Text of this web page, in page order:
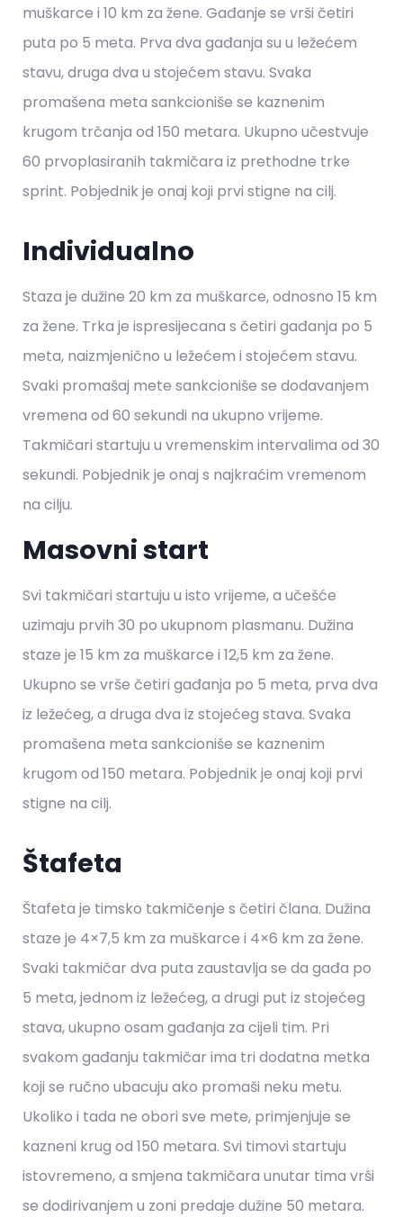
muškarce i 10 km za žene. Gađanje se vrši četiri
puta po 5 meta. Prva dva gađanja su u ležećem
stavu, druga dva u stojećem stavu. Svaka
promašena meta sankcioniše se kaznenim
krugom trčanja od 150 metara. Ukupno učestvuje
60 prvoplasiranih takmičara iz prethodne trke
sprint. Pobjednik je onaj koji prvi stigne na cilj.
Individualno
Staza je dužine 20 km za muškarce, odnosno 15 km
za žene. Trka je ispresijecana s četiri gađanja po 5
meta, naizmjenično u ležećem i stojećem stavu.
Svaki promašaj mete sankcioniše se dodavanjem
vremena od 60 sekundi na ukupno vrijeme.
Takmičari startuju u vremenskim intervalima od 30
sekundi. Pobjednik je onaj s najkraćim vremenom
na cilju.
Masovni start
Svi takmičari startuju u isto vrijeme, a učešće
uzimaju prvih 30 po ukupnom plasmanu. Dužina
staze je 15 km za muškarce i 12,5 km za žene.
Ukupno se vrše četiri gađanja po 5 meta, prva dva
iz ležećeg, a druga dva iz stojećeg stava. Svaka
promašena meta sankcioniše se kaznenim
krugom od 150 metara. Pobjednik je onaj koji prvi
stigne na cilj.
Štafeta
Štafeta je timsko takmičenje s četiri člana. Dužina
staze je 4×7,5 km za muškarce i 4×6 km za žene.
Svaki takmičar dva puta zaustavlja se da gađa po
5 meta, jednom iz ležećeg, a drugi put iz stojećeg
stava, ukupno osam gađanja za cijeli tim. Pri
svakom gađanju takmičar ima tri dodatna metka
koji se ručno ubacuju ako promaši neku metu.
Ukoliko i tada ne obori sve mete, primjenjuje se
kazneni krug od 150 metara. Svi timovi startuju
istovremeno, a smjena takmičara unutar tima vrši
se dodirivanjem u zoni predaje dužine 50 metara.